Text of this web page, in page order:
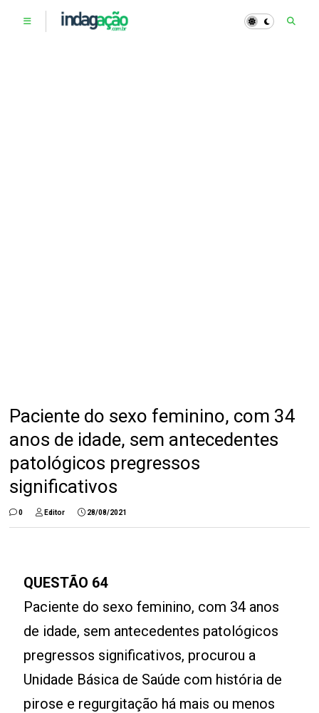
Paciente do sexo feminino, com 34
anos de idade, sem antecedentes
patológicos pregressos
significativos
0 Editor 28/08/2021
QUESTÃO 64
Paciente do sexo feminino, com 34 anos
de idade, sem antecedentes patológicos
pregressos significativos, procurou a
Unidade Básica de Saúde com história de
pirose e regurgitação há mais ou menos